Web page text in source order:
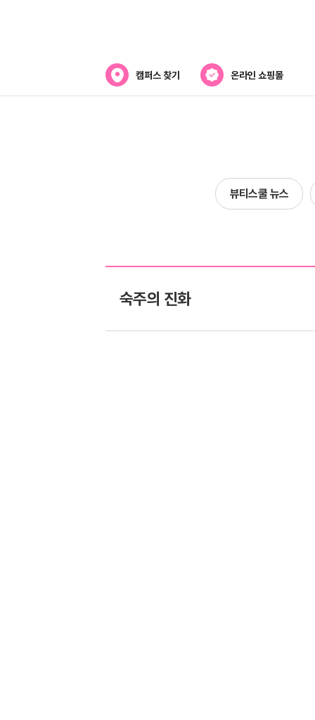
캠퍼스 찾기 온라인 쇼핑몰
전국캠퍼스 찾기
제휴협력사
뷰티스쿨 뉴스
숙주의 진화